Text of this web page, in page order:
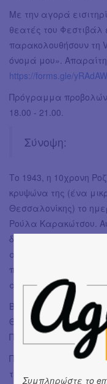
Με την αγορά
θεατές του Φεστιβάλ
παρακολουθήσουν τη
όνομά μου».
https://forms.gle/
Πρόγραμμα προβολών:
18.00 - 21.00.
Σύνοψη:
Tο 1943, η 10χρονη
κρυψώνα της (ένα
Θεσσαλονίκης) το
Ρούλα Καρακώτσου.
διαφυγής από τους
ανώνυμης ζωής μέσα
περιπέτειά της μέσα
αφηγήσεις της, όσο
Βασισμένο στο
Θεσσαλονίκη 1943 /
Πάρδο.
Παραγωγή: Εβραϊκό
τη Wonder Immersive
Συμπληρώστε το